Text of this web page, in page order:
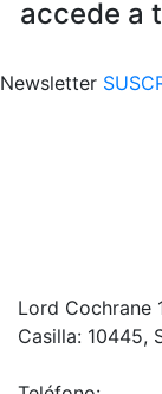
accede a
Newsletter
Lord Cochrane
Casilla: 10445,